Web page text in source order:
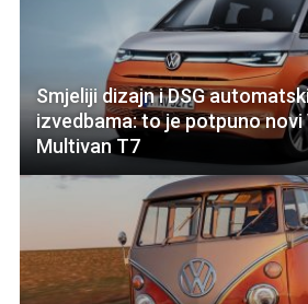
Smjeliji dizajn i DSG
izvedbama: to je potpuno novi
Multivan T7